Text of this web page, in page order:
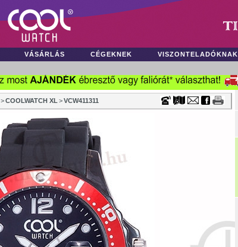
VÁSÁRLÁS CÉGEKNEK VISZONTELADÓKNAK
> COOLWATCH XL > VCW411311